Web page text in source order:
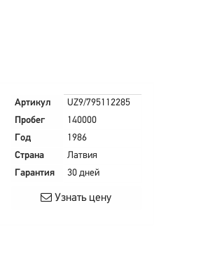
Артикул
UZ9/795112285
Пробег
140000
Год
1986
Страна
Латвия
Гарантия
30 дней
Узнать цену